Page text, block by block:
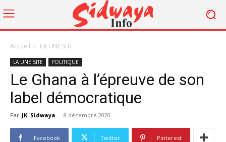
Accueil LA UNE SITE
LA UNE SITE POLITIQUE
Le Ghana à l’épreuve de son
label démocratique
Par JK. Sidwaya - 8 décembre 2020
Facebook Twitter Pinterest